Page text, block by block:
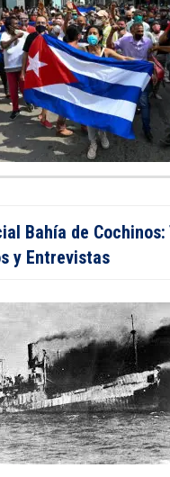
Bahía de Cochinos:
y Entrevistas